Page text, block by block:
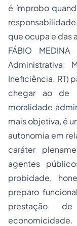
é ímprobo
que ocupa e das
FÁBIO
Administrativa:
Ineficiência. RT)
chegar ao de
moralidade
mais objetiva, é
autonomia em
caráter
agentes
probidade,
preparo
prestação
economicidade.